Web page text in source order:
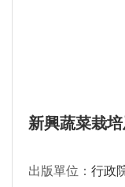
新興蔬菜栽
出版單位： 行政